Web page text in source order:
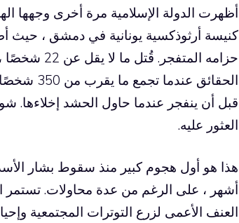
أظهرت الدولة الإسلامية مرة أخرى وجهها
كنيسة أرثوذكسية يونانية في دمشق ، حيث
الحقائق
قبل أن ينفجر عندما حاول الحشد إخلاءها.
العثور عليه.
هذا هو أول هجوم كبير منذ سقوط بشار
أشهر ، على الرغم من عدة محاولات. تستمر
العنف الأعمى لزرع التوترات المجتمعية